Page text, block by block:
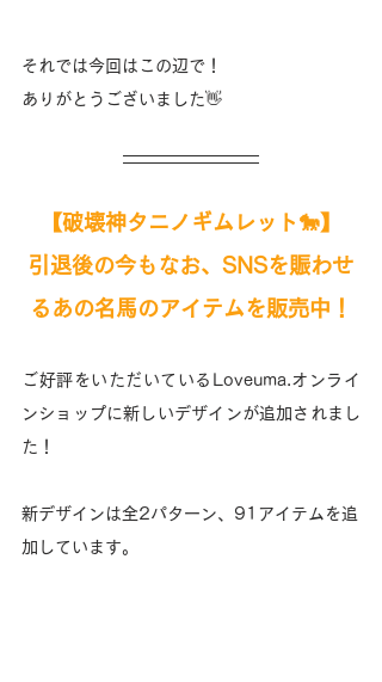
それでは今回はこの辺で！
ありがとうございました👋
【破壊神タニノギムレット🐎】
引退後の今もなお、SNSを賑わせ
るあの名馬のアイテムを販売中！
ご好評をいただいているLoveuma.オンライ
ンショップに新しいデザインが追加されまし
た！
新デザインは全2パターン、91アイテムを追
加しています。